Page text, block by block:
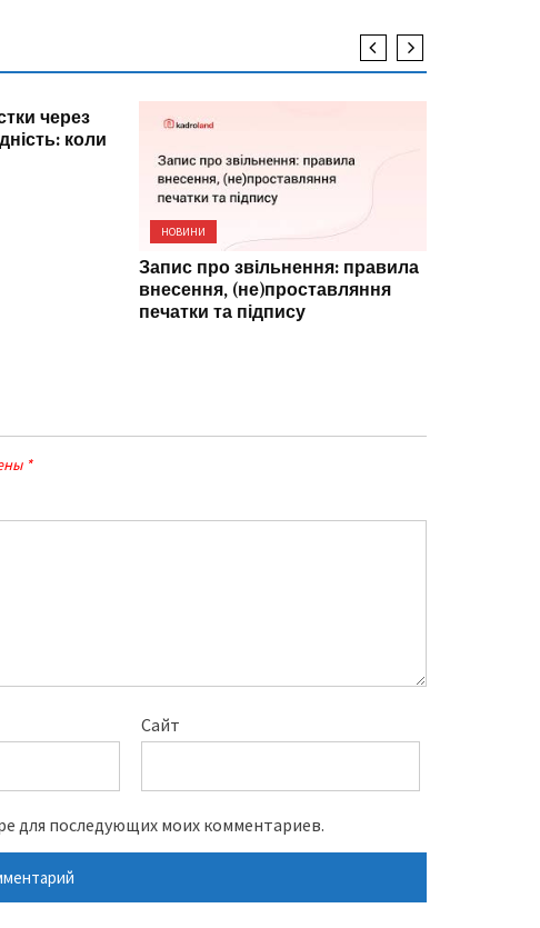
через
коли
НОВИНИ
Запис про звільнення: правила
внесення, (не)проставляння
печатки та підпису
*
Сайт
для последующих моих комментариев.